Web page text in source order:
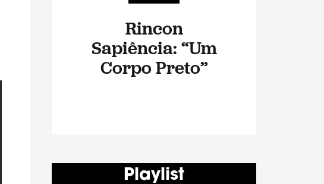
Rincon
Sapiência: “Um
Corpo Preto”
Playlist